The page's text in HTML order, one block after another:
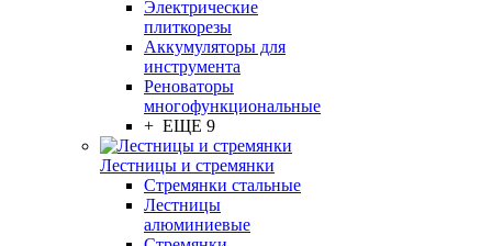
Электрические
плиткорезы
Аккумуляторы для
инструмента
Реноваторы
многофункциональные
+ ЕЩЕ 9
Лестницы и стремянки
Стремянки стальные
Лестницы
алюминиевые